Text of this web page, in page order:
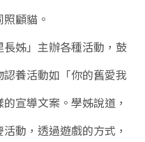
顧貓。
姊」主辦各種活動，鼓
養活動如「你的舊愛我
宣導文案。學姊說道，
動，透過遊戲的方式，